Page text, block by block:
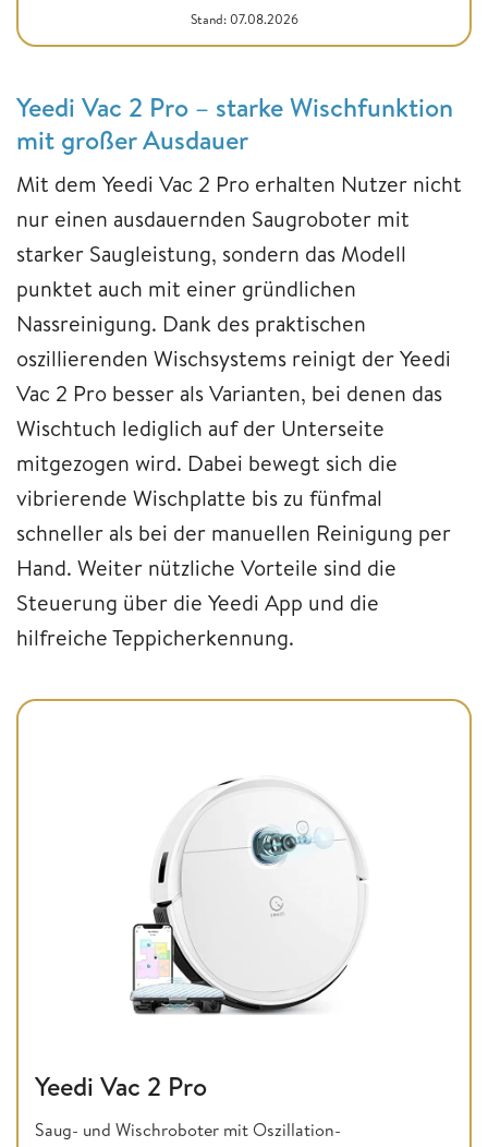
Stand: 07.08.2026
Yeedi Vac 2 Pro – starke Wischfunktion
mit großer Ausdauer
Mit dem Yeedi Vac 2 Pro erhalten Nutzer nicht
nur einen ausdauernden Saugroboter mit
starker Saugleistung, sondern das Modell
punktet auch mit einer gründlichen
Nassreinigung. Dank des praktischen
oszillierenden Wischsystems reinigt der Yeedi
Vac 2 Pro besser als Varianten, bei denen das
Wischtuch lediglich auf der Unterseite
mitgezogen wird. Dabei bewegt sich die
vibrierende Wischplatte bis zu fünfmal
schneller als bei der manuellen Reinigung per
Hand. Weiter nützliche Vorteile sind die
Steuerung über die Yeedi App und die
hilfreiche Teppicherkennung.
Yeedi Vac 2 Pro
Saug- und Wischroboter mit Oszillation-